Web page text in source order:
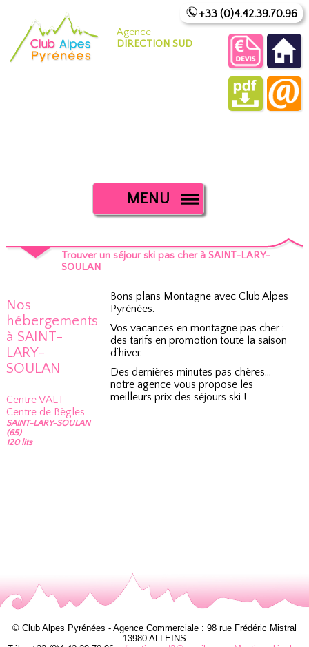
Agence
DIRECTION SUD
+33 (0)4.42.39.70.96
MENU
Trouver un séjour ski pas cher à SAINT-LARY-
SOULAN
Nos
hébergements
à SAINT-
LARY-
SOULAN
Centre VALT -
Centre de Bègles
SAINT-LARY-SOULAN
(65)
120 lits
Bons plans Montagne avec Club Alpes
Pyrénées.
Vos vacances en montagne pas cher :
des tarifs en promotion toute la saison
d’hiver.
Des dernières minutes pas chères…
notre agence vous propose les
meilleurs prix des séjours ski !
© Club Alpes Pyrénées - Agence Commerciale : 98 rue Frédéric Mistral
13980 ALLEINS